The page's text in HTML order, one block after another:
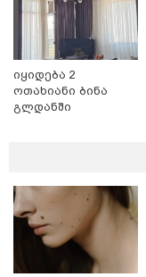
იყიდება 2
ოთახიანი ბინა
გლდანში